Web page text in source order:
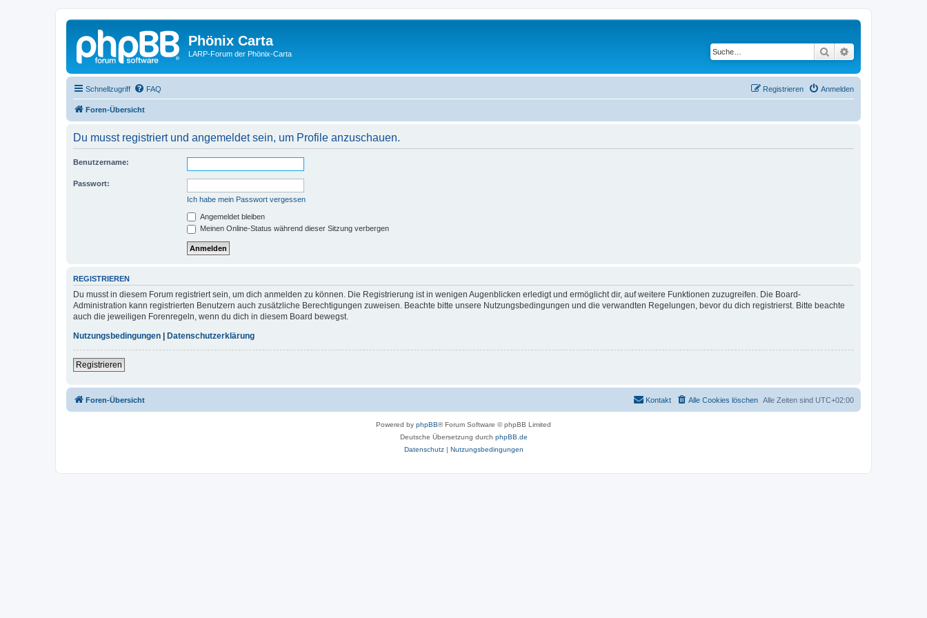
Phönix Carta
LARP-Forum der Phönix-Carta Suche
Schnellzugriff FAQ Anmelden
Registrieren
Foren-Übersicht
Du musst registriert und angemeldet sein, um Profile anzuschauen.
Benutzername:
Passwort:
Ich habe mein Passwort vergessen
Angemeldet bleiben
Meinen Online-Status während dieser Sitzung verbergen
REGISTRIEREN
Du musst in diesem Forum registriert sein, um dich anmelden zu können. Die Registrierung ist in wenigen Augenblicken erledigt und ermöglicht dir, auf weitere Funktionen zuzugreifen. Die Board-
Administration kann registrierten Benutzern auch zusätzliche Berechtigungen zuweisen. Beachte bitte unsere Nutzungsbedingungen und die verwandten Regelungen, bevor du dich registrierst. Bitte beachte
auch die jeweiligen Forenregeln, wenn du dich in diesem Board bewegst.
Nutzungsbedingungen
Datenschutzerklärung
Registrieren
Foren-Übersicht Alle Zeiten sind UTC+02:00
Alle Cookies löschen
Kontakt
Powered by phpBB® Forum Software © phpBB Limited
Deutsche Übersetzung durch phpBB.de
Datenschutz| Nutzungsbedingungen